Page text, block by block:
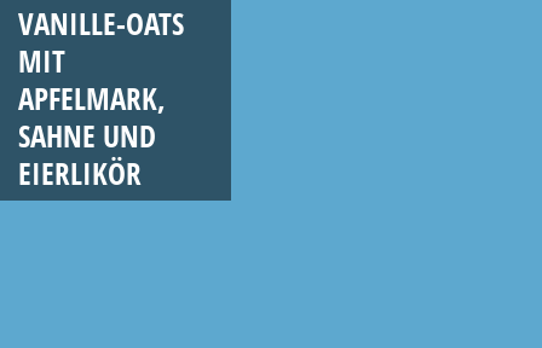
VANILLE-OATS
MIT
APFELMARK,
SAHNE UND
EIERLIKÖR